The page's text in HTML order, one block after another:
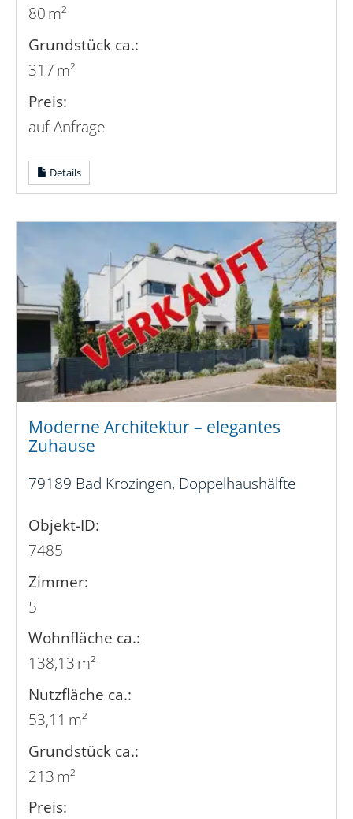
80 m²
Grund­stück ca.:
317 m²
Preis:
auf Anfrage
Details
Moderne Architektur – elegantes
Zuhause
79189 Bad Krozingen, Doppelhaushälfte
Objekt-ID:
7485
Zimmer:
5
Wohnfläche ca.:
138,13 m²
Nutzfläche ca.:
53,11 m²
Grund­stück ca.:
213 m²
Preis: